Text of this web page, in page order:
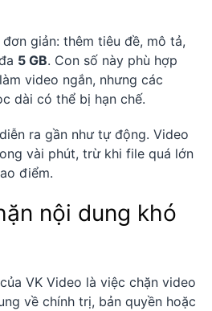
giản: thêm tiêu đề, mô tả,
5 GB. Con số này phù hợp
video ngắn, nhưng các
dài có thể bị hạn chế.
ra gần như tự động. Video
vài phút, trừ khi file quá lớn
điểm.
nội dung khó
VK Video là việc chặn video
về chính trị, bản quyền hoặc